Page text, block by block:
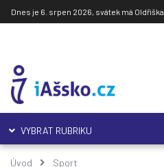
Dnes je 6. srpen 2026, svátek má Oldřiška
VYBRAT RUBRIKU
Úvod Sport